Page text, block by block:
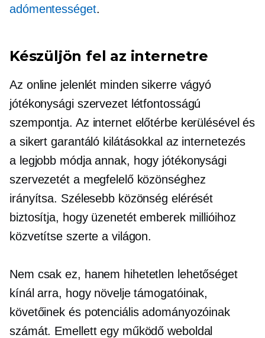
adómentességet.
Készüljön fel az internetre
Az online jelenlét minden sikerre vágyó
jótékonysági szervezet létfontosságú
szempontja. Az internet előtérbe kerülésével és
a sikert garantáló kilátásokkal az internetezés
a legjobb módja annak, hogy jótékonysági
szervezetét a megfelelő közönséghez
irányítsa. Szélesebb közönség elérését
biztosítja, hogy üzenetét emberek millióihoz
közvetítse szerte a világon.
Nem csak ez, hanem hihetetlen lehetőséget
kínál arra, hogy növelje támogatóinak,
követőinek és potenciális adományozóinak
számát. Emellett egy működő weboldal